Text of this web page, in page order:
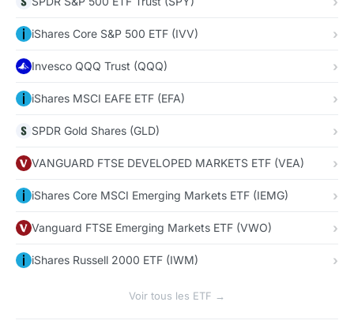
iShares Core S&P 500 ETF (IVV)
Invesco QQQ Trust (QQQ)
iShares MSCI EAFE ETF (EFA)
SPDR Gold Shares (GLD)
VANGUARD FTSE DEVELOPED MARKETS ETF (VEA)
iShares Core MSCI Emerging Markets ETF (IEMG)
Vanguard FTSE Emerging Markets ETF (VWO)
iShares Russell 2000 ETF (IWM)
Voir tous les ETF →